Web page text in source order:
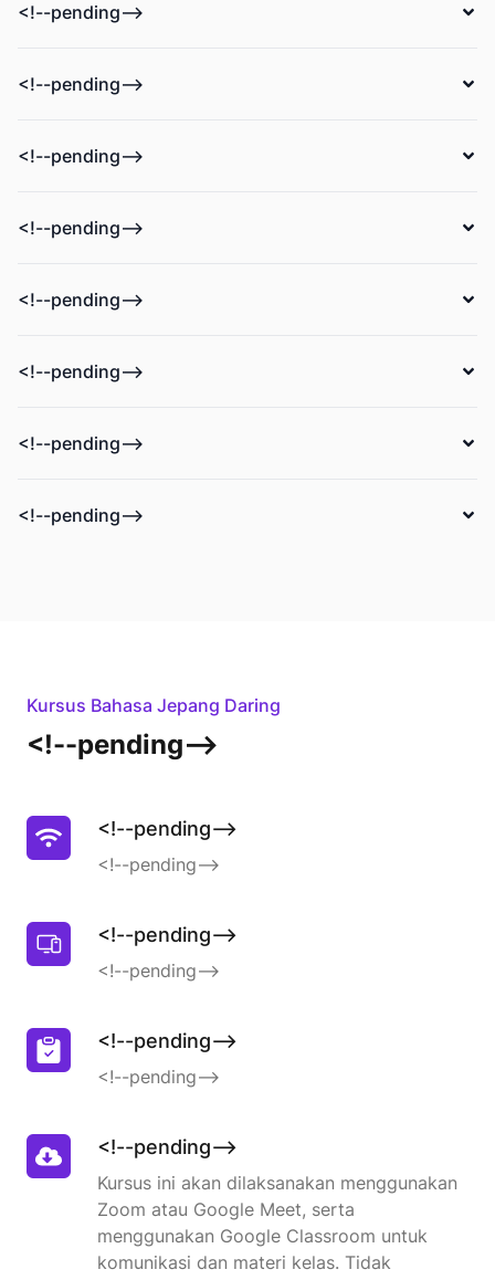
<!--pending-->
<!--pending-->
<!--pending-->
<!--pending-->
<!--pending-->
<!--pending-->
<!--pending-->
<!--pending-->
Kursus Bahasa Jepang Daring
<!--pending-->
<!--pending-->
<!--pending-->
<!--pending-->
<!--pending-->
<!--pending-->
<!--pending-->
<!--pending-->
Kursus ini akan dilaksanakan menggunakan
Zoom atau Google Meet, serta
menggunakan Google Classroom untuk
komunikasi dan materi kelas. Tidak